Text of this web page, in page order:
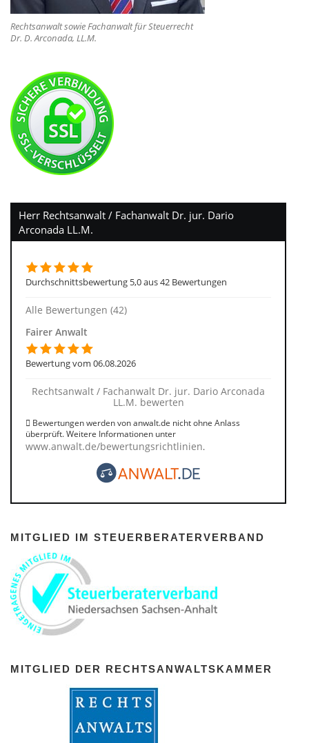
Rechtsanwalt sowie Fachanwalt für Steuerrecht
Dr. D. Arconada, LL.M.
Herr Rechtsanwalt / Fachanwalt Dr. jur. Dario
Arconada LL.M.
Durchschnittsbewertung 5,0 aus 42 Bewertungen
Alle Bewertungen (42)
Fairer Anwalt
Bewertung vom 06.08.2026
Rechtsanwalt / Fachanwalt Dr. jur. Dario Arconada
LL.M. bewerten
Bewertungen werden von anwalt.de nicht ohne Anlass
überprüft. Weitere Informationen unter
www.anwalt.de/bewertungsrichtlinien.
MITGLIED IM STEUERBERATERVERBAND
MITGLIED DER RECHTSANWALTSKAMMER